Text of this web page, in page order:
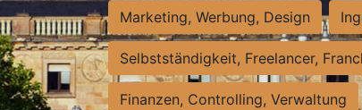
Marketing, Werbung, Design
Selbstständigkeit, Freelancer,
Finanzen, Controlling, Verwaltung